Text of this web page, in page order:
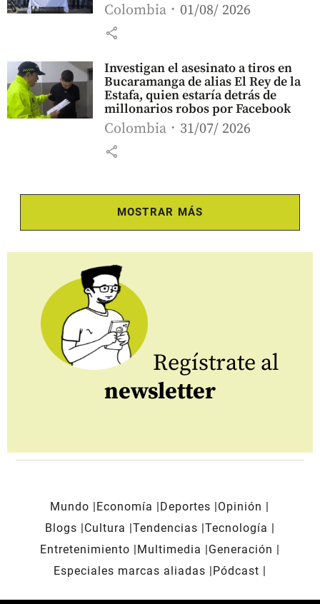
Colombia 01/08/ 2026
share
Investigan el asesinato a tiros en
Bucaramanga de alias El Rey de la
Estafa, quien estaría detrás de
millonarios robos por Facebook
Colombia 31/07/ 2026
share
MOSTRAR MÁS
Regístrate al
newsletter
Mundo Economía Deportes
Opinión
Blogs
Cultura Tendencias Tecnología
Entretenimiento
Multimedia
Generación
Especiales marcas aliadas
Pódcast